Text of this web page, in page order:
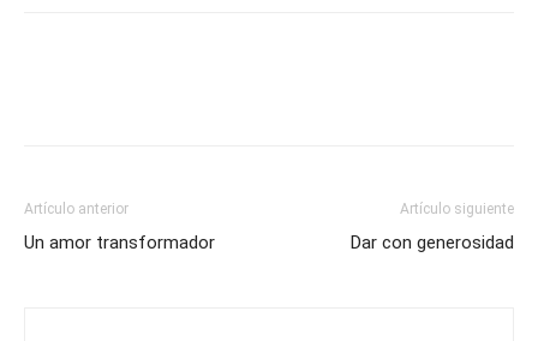
Artículo anterior
Un amor transformador
Artículo siguiente
Dar con generosidad